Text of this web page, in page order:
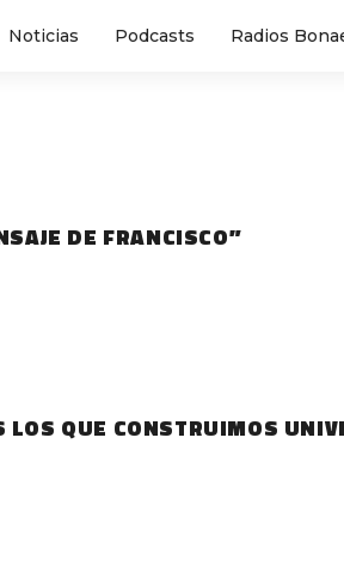
Noticias Podcasts Radios
DE FRANCISCO”
QUE CONSTRUIMOS